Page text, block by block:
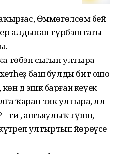
Өммөгөлсөм әбей
алдынан түрбаштағы
төбөнә сығып ултыра
баш булды бит ошо
дә эшкә барған кеүек
ҡарап тик ултыра, әллә
- ти , ашъяулыҡ түшәп,
ултыртып йөрөүсе